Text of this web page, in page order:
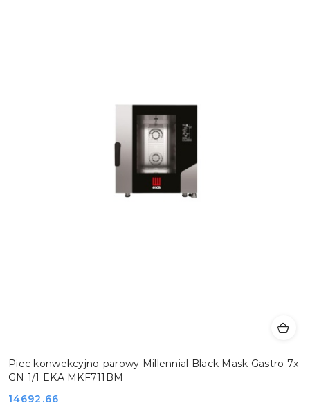
Piec konwekcyjno-parowy Millennial Black Mask Gastro 7x
GN 1/1 EKA MKF711BM
Cena:
14692.66